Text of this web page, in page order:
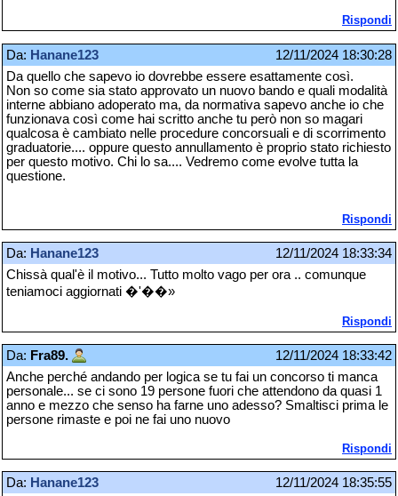
Rispondi
Da: Hanane123
12/11/2024 18:30:28
Da quello che sapevo io dovrebbe essere esattamente così.
Non so come sia stato approvato un nuovo bando e quali modalità
interne abbiano adoperato ma, da normativa sapevo anche io che
funzionava così come hai scritto anche tu però non so magari
qualcosa è cambiato nelle procedure concorsuali e di scorrimento
graduatorie.... oppure questo annullamento è proprio stato richiesto
per questo motivo. Chi lo sa.... Vedremo come evolve tutta la
questione.
Rispondi
Da: Hanane123
12/11/2024 18:33:34
Chissà qual'è il motivo... Tutto molto vago per ora .. comunque
teniamoci aggiornati �'��»
Rispondi
Da: Fra89.
12/11/2024 18:33:42
Anche perché andando per logica se tu fai un concorso ti manca
personale... se ci sono 19 persone fuori che attendono da quasi 1
anno e mezzo che senso ha farne uno adesso? Smaltisci prima le
persone rimaste e poi ne fai uno nuovo
Rispondi
Da: Hanane123
12/11/2024 18:35:55